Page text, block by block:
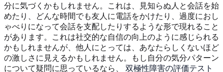
分に気づくかもしれません。これは、見知らぬ人と会話を始
めたり、どんな時間でも友人に電話をかけたり、過度におし
ゃべりになって会話を支配したりするような形で現れること
があります。これは社交的な自信の向上のように感じられる
かもしれませんが、他人にとっては、あなたらしくないほど
の激しさに見えるかもしれません。もし自分の気分パターン
について疑問に思っているなら、 双極性障害の評価テスト